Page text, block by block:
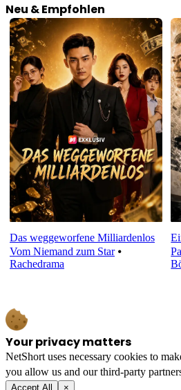
Neu & Empfohlen
Das weggeworfene Milliardenlos
Vom Niemand zum Star⦁
Rachedrama
Your privacy matters
NetShort uses necessary cookies to
you allow us and our third-party
Accept All ×